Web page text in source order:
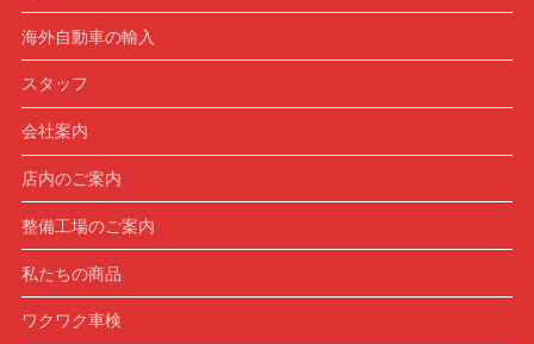
海外自動車の輸入
スタッフ
会社案内
店内のご案内
整備工場のご案内
私たちの商品
ワクワク車検